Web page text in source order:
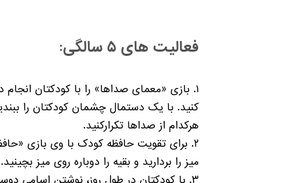
فعالیت های ۵ سالگی:
۱. بازی «معمای صداها» را با کودکتان
کنید. با یک دستمال چشمان کودکتان را
هرکدام از صداها تکرارکنید.
۲. برای تقویت حافظه کودک با وی بازی
میز را بردارید و بقیه را دوباره روی میز